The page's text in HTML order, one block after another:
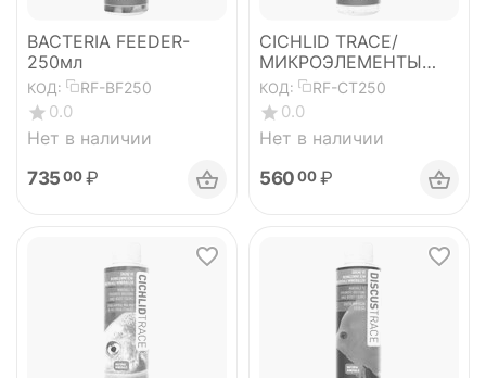
BACTERIA FEEDER-
250мл
КОД: RF-BF250
0.0
Нет в наличии
735 00 ₽
CICHLID TRACE/
МИКРОЭЛЕМЕНТЫ
ДЛЯ ЦИХЛИД - 250мл
КОД: RF-CT250
0.0
Нет в наличии
560 00 ₽